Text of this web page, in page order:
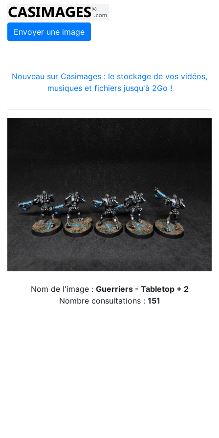
Envoyer une image
Nouveau sur Casimages : le stockage de vos vidéos,
musiques et fichiers jusqu'à 2Go !
Nom de l'image : Guerriers - Tabletop + 2
Nombre consultations : 151